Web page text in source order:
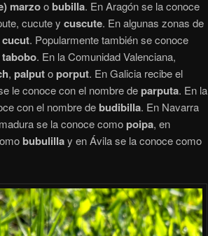
marzoo bubilla. En Aragón se la conoce
cucute y cuscute. En algunas zonas de
cucut. Popularmente también se conoce
tabobo. En la Comunidad Valenciana,
, palputo porput. En Galicia recibe el
le conoce con el nombre de parputa. En la
con el nombre de budibilla. En Navarra
se la conoce como poipa, en
bubulillay en Ávila se la conoce como